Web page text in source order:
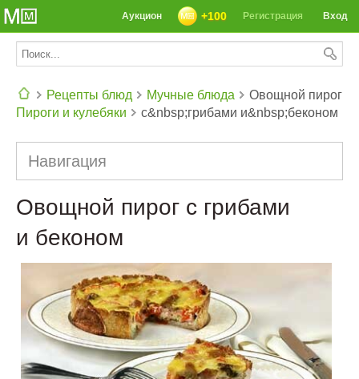
Вход
Регистрация
+100
Аукцион
Рецепты блюд
Мучные блюда
Пироги и кулебяки
Овощной пирог
с&nbsp;грибами и&nbsp;беконом
Навигация
Овощной пирог с грибами
и беконом